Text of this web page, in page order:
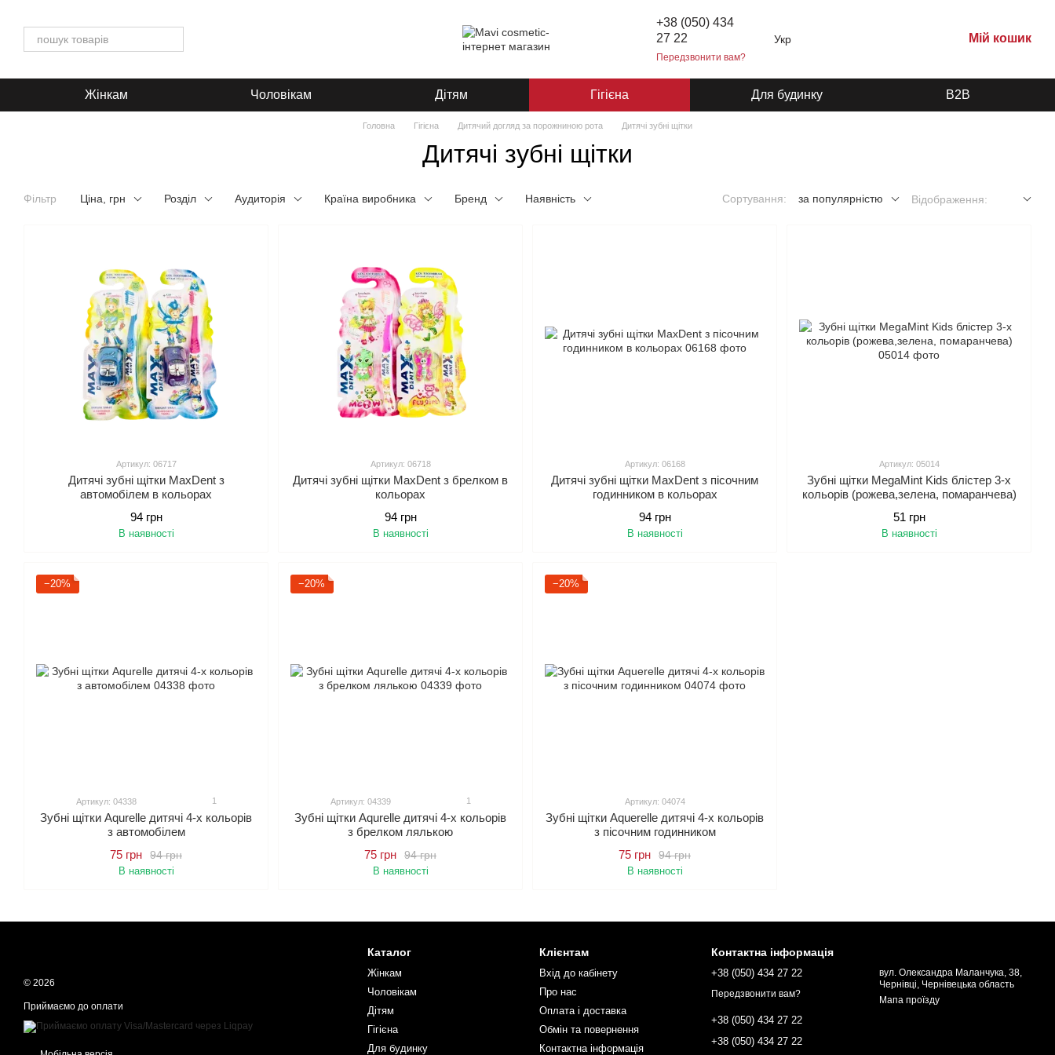
+38 (050) 434
27 22
Передзвонити вам?
Укр Мій кошик
Жінкам Чоловікам Дітям Гігієна Для будинку B2B
Головна Гігієна Дитячий догляд за порожниною рота Дитячі зубні щітки
Дитячі зубні щітки
Фільтр Ціна, грн Розділ Аудиторія Країна виробника Бренд Наявність Сортування: за популярністю Відображення:
Артикул: 06717
Дитячі зубні щітки MaxDent з
автомобілем в кольорах
94 грн
В наявності
Артикул: 06718
Дитячі зубні щітки MaxDent з брелком в
кольорах
94 грн
В наявності
Артикул: 06168
Дитячі зубні щітки MaxDent з пісочним
годинником в кольорах
94 грн
В наявності
Артикул: 05014
Зубні щітки MegaMint Kids блістер 3-х
кольорів (рожева,зелена, помаранчева)
51 грн
В наявності
−20%
Артикул: 04338 1
Зубні щітки Aqurelle дитячі 4-х кольорів
з автомобілем
94 грн
75 грн
В наявності
−20%
Артикул: 04339 1
Зубні щітки Aqurelle дитячі 4-х кольорів
з брелком лялькою
94 грн
75 грн
В наявності
−20%
Артикул: 04074
Зубні щітки Aquerelle дитячі 4-х кольорів
з пісочним годинником
94 грн
75 грн
В наявності
© 2026
Приймаємо до оплати
Каталог
Жінкам
Чоловікам
Дітям
Гігієна
Для будинку
Клієнтам
Вхід до кабінету
Про нас
Оплата і доставка
Обмін та повернення
Контактна інформація
Контактна інформація
+38 (050) 434 27 22
Передзвонити вам?
+38 (050) 434 27 22
+38 (050) 434 27 22
вул. Олександра Маланчука, 38,
Чернівці, Чернівецька область
Мапа проїзду